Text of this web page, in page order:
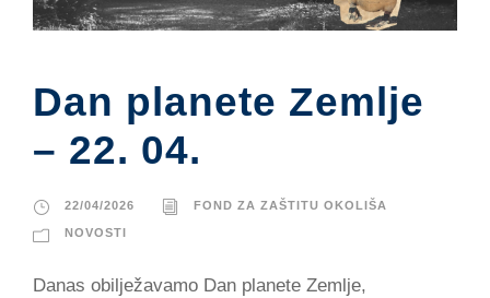
Dan planete Zemlje
– 22. 04.
22/04/2026 FOND ZA ZAŠTITU OKOLIŠA
NOVOSTI
Danas obilježavamo Dan planete Zemlje,